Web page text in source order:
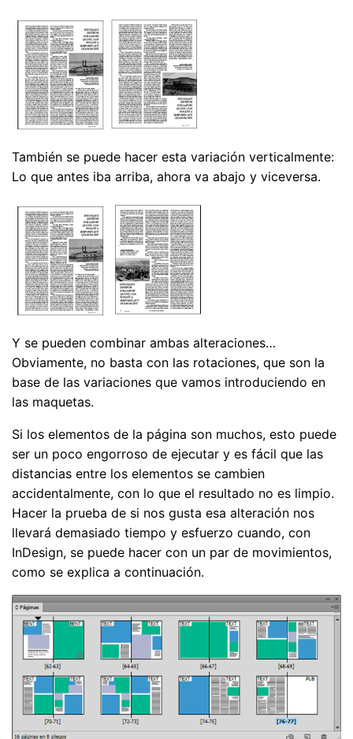
También se puede hacer esta variación verticalmente:
Lo que antes iba arriba, ahora va abajo y viceversa.
Y se pueden combinar ambas alteraciones…
Obviamente, no basta con las rotaciones, que son la
base de las variaciones que vamos introduciendo en
las maquetas.
Si los elementos de la página son muchos, esto puede
ser un poco engorroso de ejecutar y es fácil que las
distancias entre los elementos se cambien
accidentalmente, con lo que el resultado no es limpio.
Hacer la prueba de si nos gusta esa alteración nos
llevará demasiado tiempo y esfuerzo cuando, con
InDesign, se puede hacer con un par de movimientos,
como se explica a continuación.